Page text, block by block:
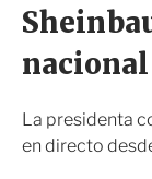
nacional
La presidenta
en directo